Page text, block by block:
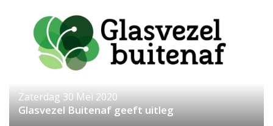
Zaterdag 30 Mei 2020
Glasvezel Buitenaf geeft uitleg